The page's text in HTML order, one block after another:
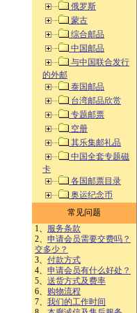
俄罗斯
蒙古
综合邮品
中国邮品
与中国联合发行
的外邮
泰国邮品
台湾邮品欣赏
专题邮票
空册
其乐集邮礼品
中国全套专题磁
卡
各国邮票目录
奥运纪念币
常见问题
1、 服务条款
2、 申请会员需要交费吗？
交多少？
3、 付款方式
4、 申请会员有什么好处？
5、 送货方式及费率
6、 购物流程
7、 我们的工作时间